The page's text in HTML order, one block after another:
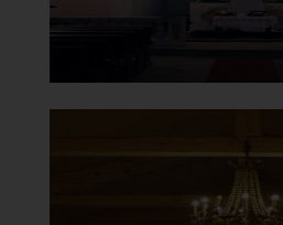
Carmine in